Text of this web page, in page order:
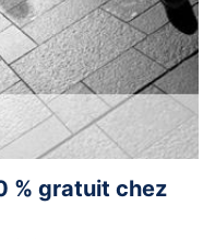
% gratuit chez